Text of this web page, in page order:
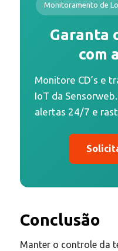
Monitoramento de
Garanta
com
Monitore CD’s e
IoT da
alertas 24/7 e
Conclusão
Manter o controle da